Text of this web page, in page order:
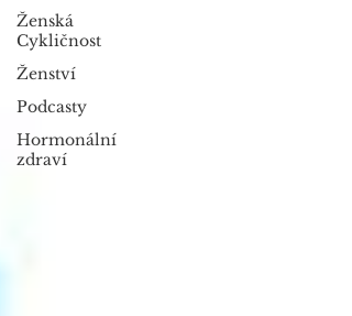
Ženská
Cykličnost
Ženství
Podcasty
Hormonální
zdraví